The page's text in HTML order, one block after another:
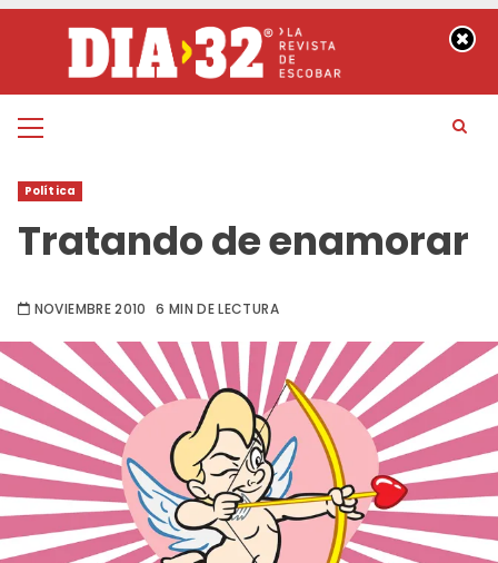
contenido
Menú
Política
Tratando de enamorar
NOVIEMBRE 2010 6 MIN DE LECTURA